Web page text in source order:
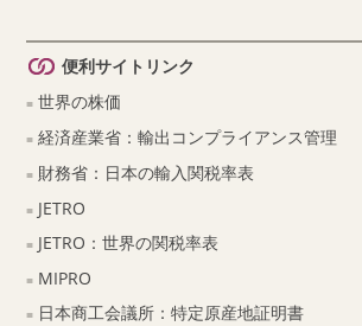
便利サイトリンク
世界の株価
経済産業省：輸出コンプライアンス管理
財務省：日本の輸入関税率表
JETRO
JETRO：世界の関税率表
MIPRO
日本商工会議所：特定原産地証明書